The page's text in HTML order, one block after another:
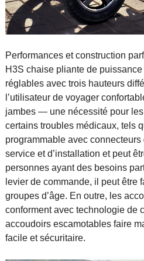
Performances et construction
H3S chaise pliante de
réglables avec trois hauteurs
l’utilisateur de voyager
jambes — une nécessité pour
certains troubles médicaux, tels
programmable avec
service et d’installation et peut
personnes ayant des besoins
levier de commande, il peut être
groupes d’âge. En outre, les
conforment avec technologie de
accoudoirs escamotables faire
facile et sécuritaire.